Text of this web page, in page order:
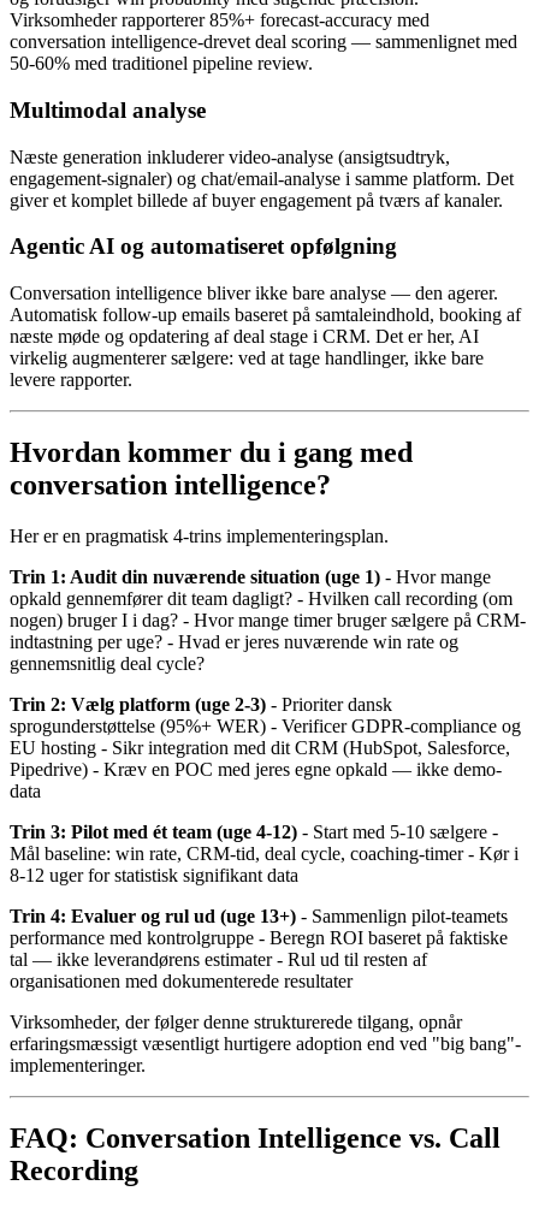
Virksomheder rapporterer 85%+ forecast-accuracy med
conversation intelligence-drevet deal scoring — sammenlignet med
50-60% med traditionel pipeline review.
Multimodal analyse
Næste generation inkluderer video-analyse (ansigtsudtryk,
engagement-signaler) og chat/email-analyse i samme platform. Det
giver et komplet billede af buyer engagement på tværs af kanaler.
Agentic AI og automatiseret opfølgning
Conversation intelligence bliver ikke bare analyse — den agerer.
Automatisk follow-up emails baseret på samtaleindhold, booking af
næste møde og opdatering af deal stage i CRM. Det er her, AI
virkelig augmenterer sælgere: ved at tage handlinger, ikke bare
levere rapporter.
Hvordan kommer du i gang med
conversation intelligence?
Her er en pragmatisk 4-trins implementeringsplan.
Trin 1: Audit din nuværende situation (uge 1) - Hvor mange
opkald gennemfører dit team dagligt? - Hvilken call recording (om
nogen) bruger I i dag? - Hvor mange timer bruger sælgere på CRM-
indtastning per uge? - Hvad er jeres nuværende win rate og
gennemsnitlig deal cycle?
Trin 2: Vælg platform (uge 2-3) - Prioriter dansk
sprogunderstøttelse (95%+ WER) - Verificer GDPR-compliance og
EU hosting - Sikr integration med dit CRM (HubSpot, Salesforce,
Pipedrive) - Kræv en POC med jeres egne opkald — ikke demo-
data
Trin 3: Pilot med ét team (uge 4-12) - Start med 5-10 sælgere -
Mål baseline: win rate, CRM-tid, deal cycle, coaching-timer - Kør i
8-12 uger for statistisk signifikant data
Trin 4: Evaluer og rul ud (uge 13+) - Sammenlign pilot-teamets
performance med kontrolgruppe - Beregn ROI baseret på faktiske
tal — ikke leverandørens estimater - Rul ud til resten af
organisationen med dokumenterede resultater
Virksomheder, der følger denne strukturerede tilgang, opnår
erfaringsmæssigt væsentligt hurtigere adoption end ved "big bang"-
implementeringer.
FAQ: Conversation Intelligence vs. Call
Recording